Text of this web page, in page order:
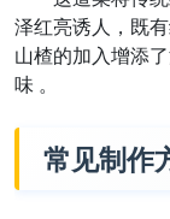
泽红亮诱人，既
山楂的加入增添
味 。
常见制作